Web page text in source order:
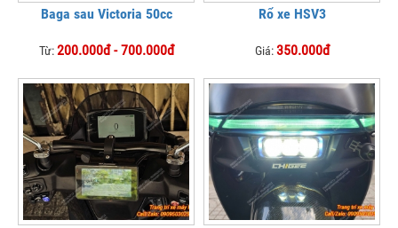
Baga sau Victoria 50cc
Từ:200.000đ - 700.000đ
Rổ xe HSV3
Giá:350.000đ